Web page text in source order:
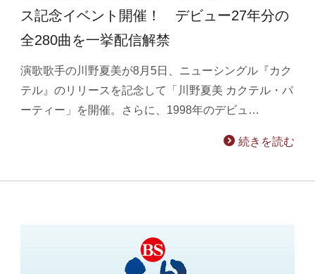
ス記念イベント開催！ デビュー27年分の
全280曲を一挙配信解禁
演歌歌手の川野夏美が8月5日、ニューシングル『カク
テル』のリリースを記念して「川野夏美 カクテル・パ
ーティー」を開催。さらに、1998年のデビュ…
続きを読む